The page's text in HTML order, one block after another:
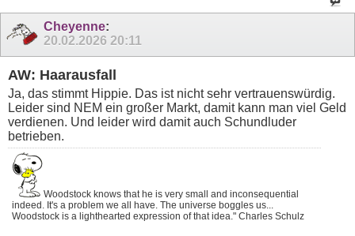
Cheyenne:
20.02.2026 20:11
AW: Haarausfall
Ja, das stimmt Hippie. Das ist nicht sehr vertrauenswürdig.
Leider sind NEM ein großer Markt, damit kann man viel Geld
verdienen. Und leider wird damit auch Schundluder
betrieben.
Woodstock knows that he is very small and inconsequential
indeed. It's a problem we all have. The universe boggles us...
Woodstock is a lighthearted expression of that idea." Charles Schulz